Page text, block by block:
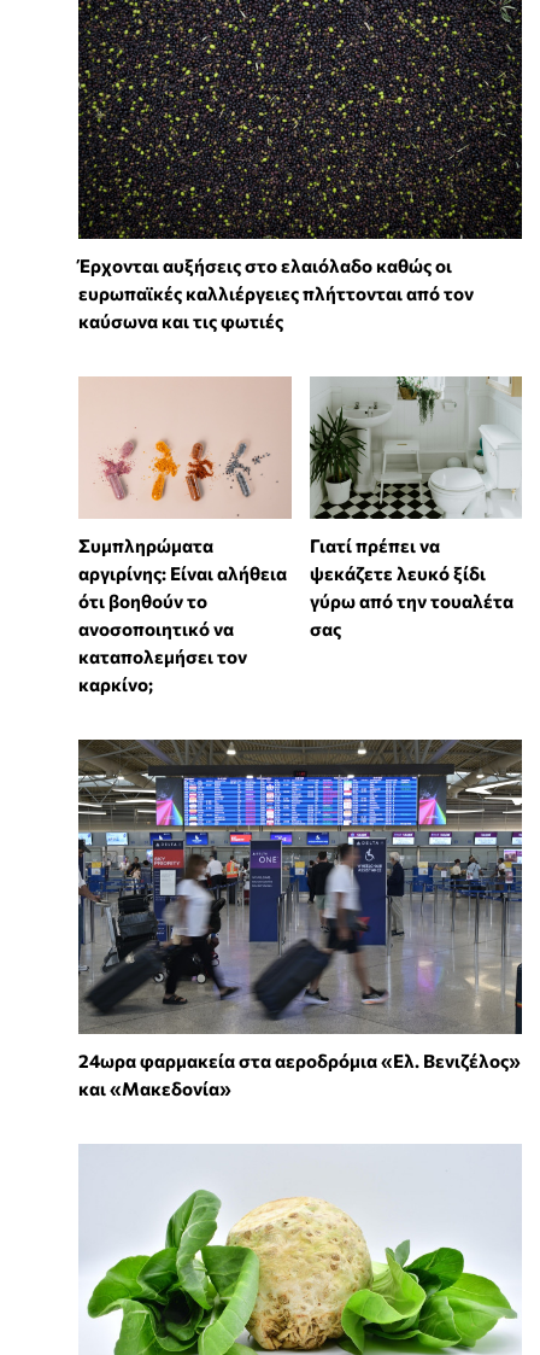
Έρχονται αυξήσεις στο ελαιόλαδο καθώς οι
ευρωπαϊκές καλλιέργειες πλήττονται από τον
καύσωνα και τις φωτιές
⁠Συμπληρώματα
αργιρίνης: Είναι αλήθεια
ότι βοηθούν το
ανοσοποιητικό να
καταπολεμήσει τον
καρκίνο;
Γιατί πρέπει να
ψεκάζετε λευκό ξίδι
γύρω από την τουαλέτα
σας
24ωρα φαρμακεία στα αεροδρόμια «Ελ. Βενιζέλος»
και «Μακεδονία»